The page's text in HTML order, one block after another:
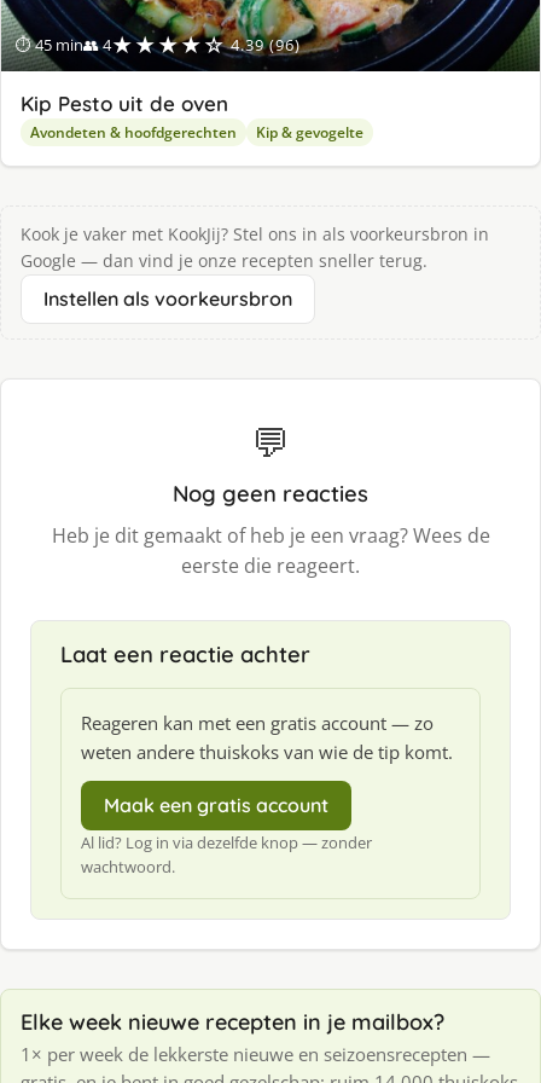
⏱ 45 min👥 4★★★★☆ 4.39 (96)
Kip Pesto uit de oven
Avondeten & hoofdgerechten Kip & gevogelte
Kook je vaker met KookJij? Stel ons in als voorkeursbron in
Google — dan vind je onze recepten sneller terug.
Instellen als voorkeursbron
💬
Nog geen reacties
Heb je dit gemaakt of heb je een vraag? Wees de
eerste die reageert.
Laat een reactie achter
Reageren kan met een gratis account — zo
weten andere thuiskoks van wie de tip komt.
Maak een gratis account
Al lid? Log in via dezelfde knop — zonder
wachtwoord.
Elke week nieuwe recepten in je mailbox?
1× per week de lekkerste nieuwe en seizoensrecepten —